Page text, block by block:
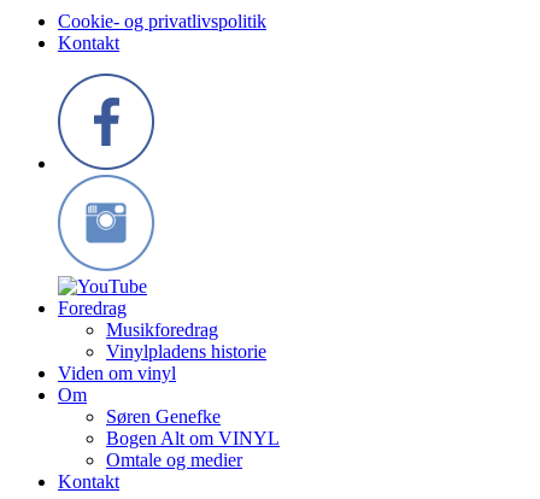
Cookie- og privatlivspolitik
Kontakt
Foredrag
Musikforedrag
Vinylpladens historie
Viden om vinyl
Om
Søren Genefke
Bogen Alt om VINYL
Omtale og medier
Kontakt